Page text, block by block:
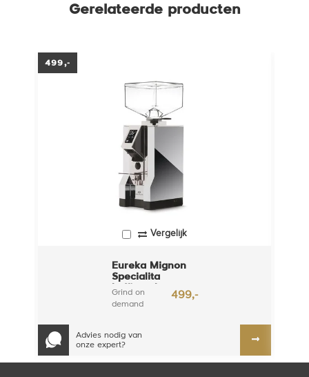
Gerelateerde producten
499,-
Vergelijk
Eureka Mignon
Specialita
koffiemolen -
Chroom
Grind on
demand
maalschijven
499,-
Advies nodig van
onze expert?